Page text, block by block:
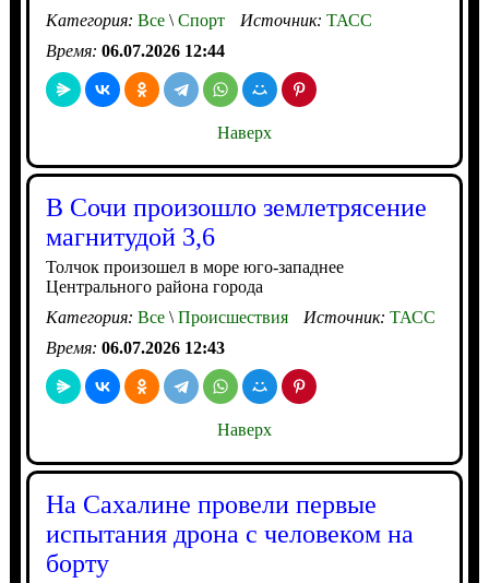
Категория: Все\Спорт Источник: ТАСС
Время: 06.07.2026 12:44
Наверх
В Сочи произошло землетрясение
магнитудой 3,6
Толчок произошел в море юго-западнее
Центрального района города
Категория: Все\Происшествия Источник: ТАСС
Время: 06.07.2026 12:43
Наверх
На Сахалине провели первые
испытания дрона с человеком на
борту